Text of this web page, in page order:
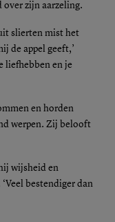
over zijn aarzeling.
slierten mist het
de appel geeft,’
liefhebben en je
en horden
werpen. Zij belooft
wijsheid en
bestendiger dan